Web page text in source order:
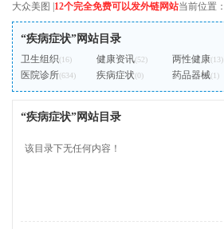
大众美图 12个完全免费可以发外链网站当前位置：
“疾病症状”网站目录
卫生组织(16) 健康资讯(52) 两性健康(13)
医院诊所(634) 疾病症状(0) 药品器械(1)
“疾病症状”网站目录
该目录下无任何内容！